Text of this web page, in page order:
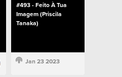
#493 - Feito À Tua
Imagem (Priscila
Tanaka)
Jan 23 2023